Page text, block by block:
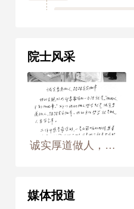
2004
2004年荣获
技术奖 二等奖
2014
2014年《刘耀
院士风采
诚实厚道做人，踏踏实实做事 2002年1月17日， 摄于北京公安部物证鉴定中心生物样品处理实验室 摄影师：侯艺兵、王生生
媒体报道